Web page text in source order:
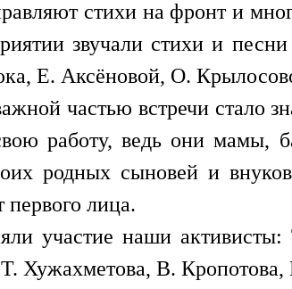
стихи на фронт и
звучали стихи и
Е. Аксёновой, О.
частью встречи стало
работу, ведь они мамы,
родных сыновей и
первого лица.
участие наши
Хужахметова, В.